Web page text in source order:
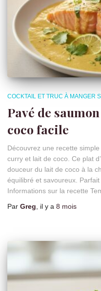
COCKTAIL ET TRUC À MANGER
Pavé de
coco facile
Découvrez une recette
curry et lait de coco. Ce plat
douceur du lait de coco à la
équilibré et savoureux.
Informations sur la recette
Par Greg , il y a 8 mois